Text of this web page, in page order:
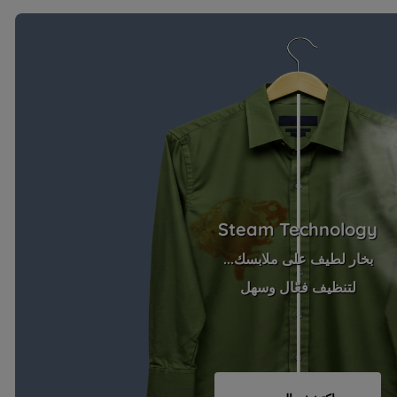
Steam Technology
بخار لطيف على ملابسك...
لتنظيف فعّال وسهل